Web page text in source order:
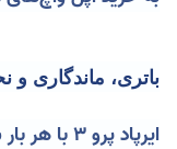
باتری، ماندگاری